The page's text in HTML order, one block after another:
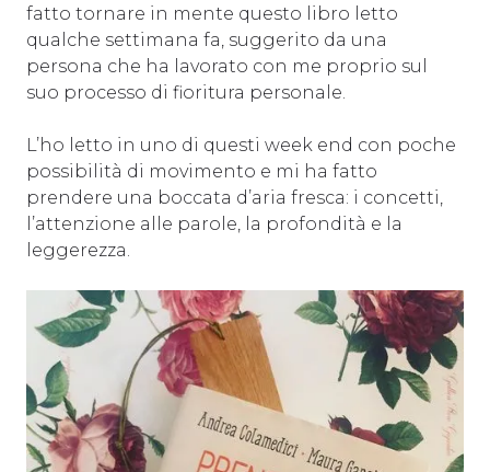
fatto tornare in mente questo libro letto
qualche settimana fa, suggerito da una
persona che ha lavorato con me proprio sul
suo processo di fioritura personale.
L’ho letto in uno di questi week end con poche
possibilità di movimento e mi ha fatto
prendere una boccata d’aria fresca: i concetti,
l’attenzione alle parole, la profondità e la
leggerezza.